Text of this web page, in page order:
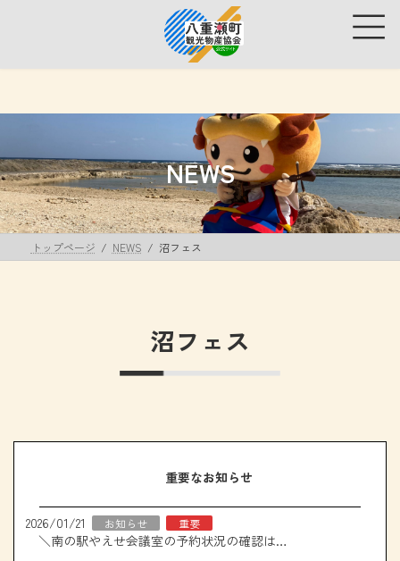
ス
プ
ン
動
NEWS
トップページ NEWS 沼フェス
沼フェス
重要なお知らせ
2026/01/21 お知らせ 重要
＼南の駅やえせ会議室の予約状況の確認はこちら！／